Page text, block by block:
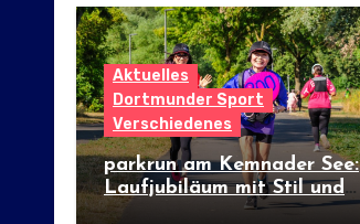
Aktuelles
Dortmunder Sport
Verschiedenes
parkrun am Kemnader See:
Laufjubiläum mit Stil und
internationalem Flair